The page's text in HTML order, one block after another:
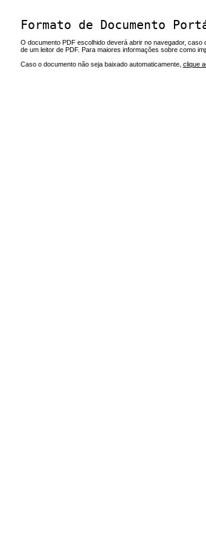
Formato de Documento
O documento PDF escolhido deverá abrir no navegador,
de um leitor de PDF. Para maiores informações sobre como
Caso o documento não seja baixado automaticamente, clique